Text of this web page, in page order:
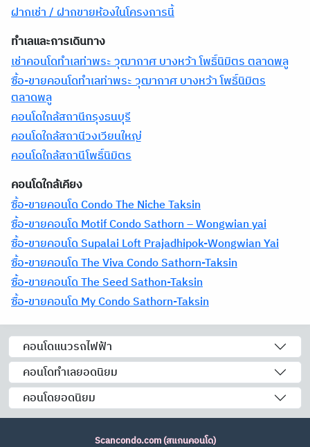
ฝากเช่า / ฝากขายห้องในโครงการนี้
ทำเลและการเดินทาง
เช่าคอนโดทำเลท่าพระ วุฒากาศ บางหว้า โพธิ์นิมิตร ตลาดพลู
ซื้อ-ขายคอนโดทำเลท่าพระ วุฒากาศ บางหว้า โพธิ์นิมิตร
ตลาดพลู
คอนโดใกล้สถานีกรุงธนบุรี
คอนโดใกล้สถานีวงเวียนใหญ่
คอนโดใกล้สถานีโพธิ์นิมิตร
คอนโดใกล้เคียง
ซื้อ-ขายคอนโด Condo The Niche Taksin
ซื้อ-ขายคอนโด Motif Condo Sathorn – Wongwian yai
ซื้อ-ขายคอนโด Supalai Loft Prajadhipok-Wongwian Yai
ซื้อ-ขายคอนโด The Viva Condo Sathorn-Taksin
ซื้อ-ขายคอนโด The Seed Sathon-Taksin
ซื้อ-ขายคอนโด My Condo Sathorn-Taksin
คอนโดแนวรถไฟฟ้า
คอนโดทำเลยอดนิยม
คอนโดยอดนิยม
Scancondo.com (สแกนคอนโด)